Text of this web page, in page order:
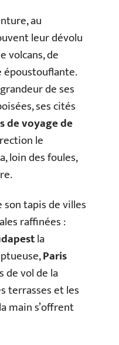
au
leur dévolu
volcans, de
de ses
ses cités
de voyage de
le
loin des foules,
son tapis de villes
raffinées :
la
Paris
de vol de la
terrasses et les
main s’offrent